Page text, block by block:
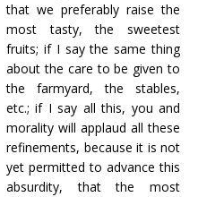
that we preferably raise the
most tasty, the sweetest
fruits; if I say the same thing
about the care to be given to
the farmyard, the stables,
etc.; if I say all this, you and
morality will applaud all these
refinements, because it is not
yet permitted to advance this
absurdity, that the most